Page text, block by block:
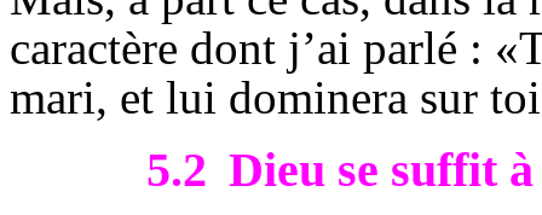
caractère dont j’ai parlé :
mari, et lui dominera sur
5.2 Dieu se suffit